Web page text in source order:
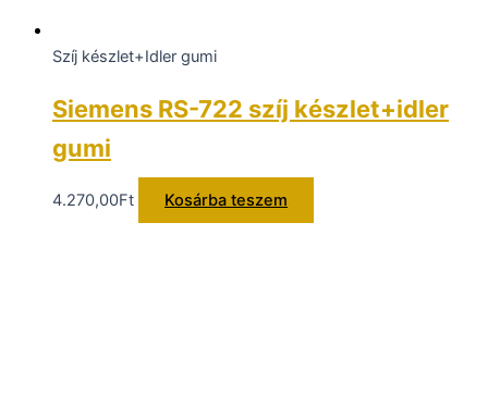
Szíj készlet+Idler gumi
Siemens RS-722 szíj készlet+idler
gumi
4.270,00Ft Kosárba teszem